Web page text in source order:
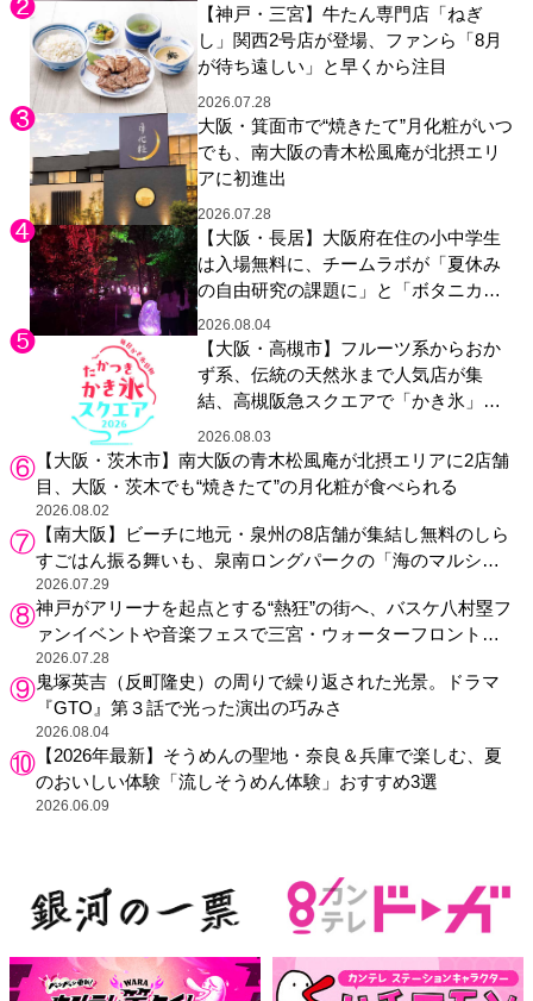
【神戸・三宮】牛たん専門店「ねぎ
し」関西2号店が登場、ファンら「8月
が待ち遠しい」と早くから注目
2026.07.28
大阪・箕面市で“焼きたて”月化粧がいつ
でも、南大阪の青木松風庵が北摂エリ
アに初進出
2026.07.28
【大阪・長居】大阪府在住の小中学生
は入場無料に、チームラボが「夏休み
の自由研究の課題に」と「ボタニカル
ガーデン 大阪」へ招待
2026.08.04
【大阪・高槻市】フルーツ系からおか
ず系、伝統の天然氷まで人気店が集
結、高槻阪急スクエアで「かき氷」祭
り
2026.08.03
【大阪・茨木市】南大阪の青木松風庵が北摂エリアに2店舗
目、大阪・茨木でも“焼きたて”の月化粧が食べられる
2026.08.02
【南大阪】ビーチに地元・泉州の8店舗が集結し無料のしら
すごはん振る舞いも、泉南ロングパークの「海のマルシ
ェ」がリニューアル！
2026.07.29
神戸がアリーナを起点とする“熱狂”の街へ、バスケ八村塁フ
ァンイベントや音楽フェスで三宮・ウォーターフロントを
活性化
2026.07.28
鬼塚英吉（反町隆史）の周りで繰り返された光景。ドラマ
『GTO』第３話で光った演出の巧みさ
2026.08.04
【2026年最新】そうめんの聖地・奈良＆兵庫で楽しむ、夏
のおいしい体験「流しそうめん体験」おすすめ3選
2026.06.09